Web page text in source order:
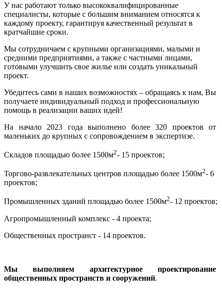
У нас работают только высококвалифицированные
специалисты, которые с большим вниманием относятся к
каждому проекту, гарантируя качественный результат в
кратчайшие сроки.
Мы сотрудничаем с крупными организациями, малыми и
средними предприятиями, а также с частными лицами,
готовыми улучшить свое жилье или создать уникальный
проект.
Убедитесь сами в наших возможностях – обращаясь к нам, Вы
получаете индивидуальный подход и профессиональную
помощь в реализации ваших идей!
На начало 2023 года выполнено более 320 проектов от
маленьких до крупных с сопровождением в экспертизе.
Складов площадью более 1500м2- 15 проектов;
Торгово-развлекательных центров площадью более 1500м2- 6
проектов;
Промышленных зданий площадью более 1500м2- 12 проектов;
Агропромышленный комплекс - 4 проекта;
Общественных пространст - 14 проектов.
Мы выполняем архитектурное проектирование
общественных пространств и сооружений.